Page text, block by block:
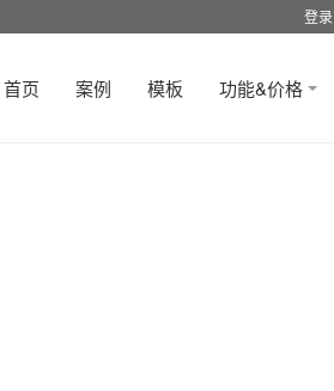
登录
首页 案例 模板 功能&价格